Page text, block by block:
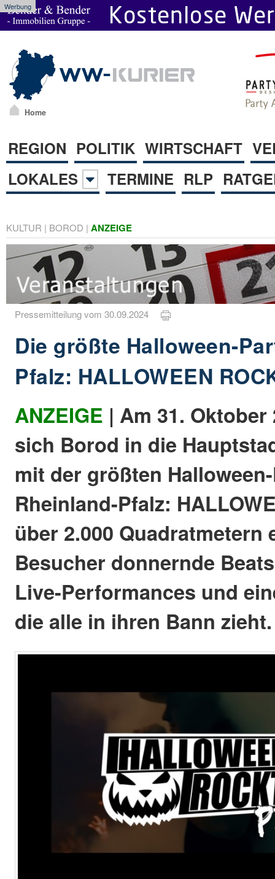
Werbung
Home
REGION POLITIK WIRTSCHAFT
LOKALES
TERMINE RLP
KULTUR | BOROD | ANZEIGE
Pressemitteilung vom 30.09.2024
Die größte Halloween-
Pfalz: HALLOWEEN
ANZEIGE | Am 31.
sich Borod in die
mit der größten
Rheinland-Pfalz:
über 2.000 Quadratmetern
Besucher donnernde
Live-Performances und
die alle in ihren Bann zieht.